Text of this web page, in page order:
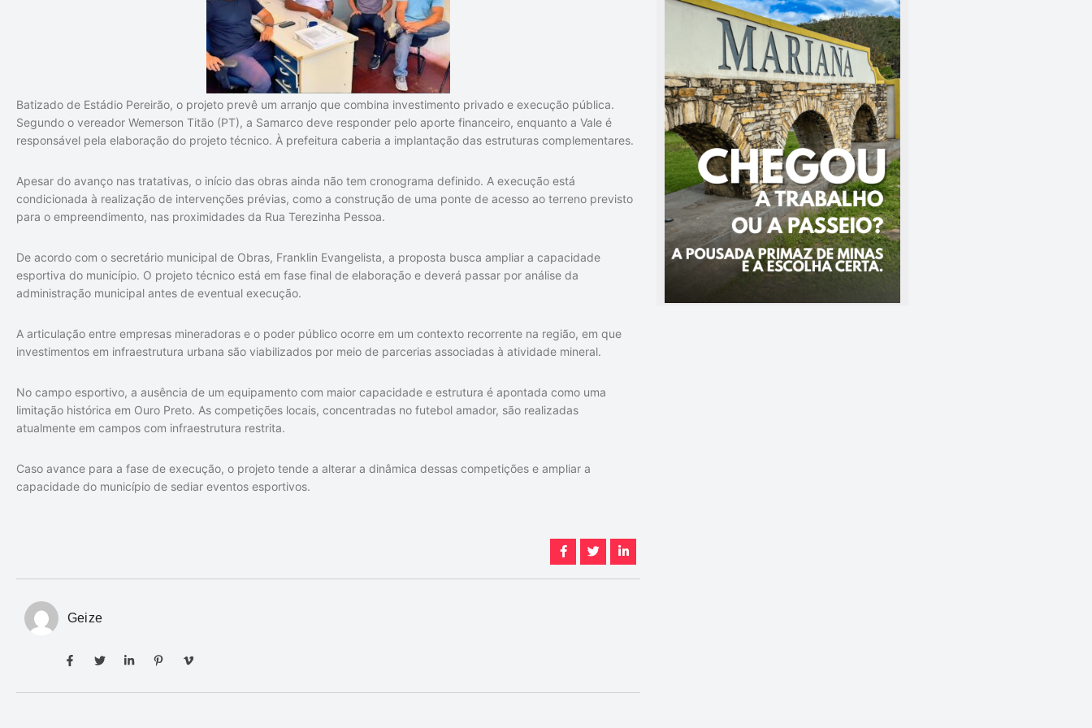
Batizado de Estádio Pereirão, o projeto prevê um arranjo que combina investimento privado e execução pública.
Segundo o vereador Wemerson Titão (PT), a Samarco deve responder pelo aporte financeiro, enquanto a Vale é
responsável pela elaboração do projeto técnico. À prefeitura caberia a implantação das estruturas complementares.
Apesar do avanço nas tratativas, o início das obras ainda não tem cronograma definido. A execução está
condicionada à realização de intervenções prévias, como a construção de uma ponte de acesso ao terreno previsto
para o empreendimento, nas proximidades da Rua Terezinha Pessoa.
De acordo com o secretário municipal de Obras, Franklin Evangelista, a proposta busca ampliar a capacidade
esportiva do município. O projeto técnico está em fase final de elaboração e deverá passar por análise da
administração municipal antes de eventual execução.
A articulação entre empresas mineradoras e o poder público ocorre em um contexto recorrente na região, em que
investimentos em infraestrutura urbana são viabilizados por meio de parcerias associadas à atividade mineral.
No campo esportivo, a ausência de um equipamento com maior capacidade e estrutura é apontada como uma
limitação histórica em Ouro Preto. As competições locais, concentradas no futebol amador, são realizadas
atualmente em campos com infraestrutura restrita.
Caso avance para a fase de execução, o projeto tende a alterar a dinâmica dessas competições e ampliar a
capacidade do município de sediar eventos esportivos.
Geize